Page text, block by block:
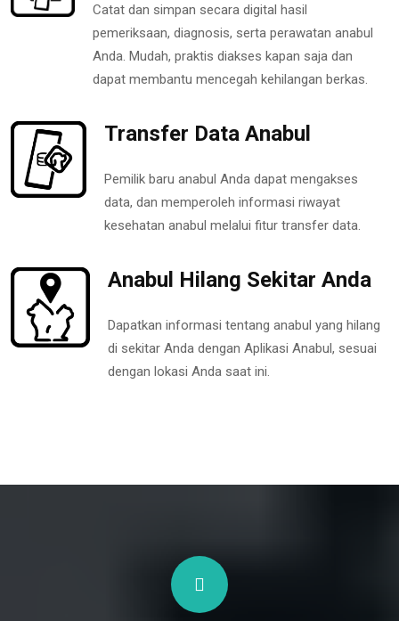
Catat dan simpan secara digital hasil
pemeriksaan, diagnosis, serta perawatan anabul
Anda. Mudah, praktis diakses kapan saja dan
dapat membantu mencegah kehilangan berkas.
Transfer Data Anabul
Pemilik baru anabul Anda dapat mengakses
data, dan memperoleh informasi riwayat
kesehatan anabul melalui fitur transfer data.
Anabul Hilang Sekitar Anda
Dapatkan informasi tentang anabul yang hilang
di sekitar Anda dengan Aplikasi Anabul, sesuai
dengan lokasi Anda saat ini.